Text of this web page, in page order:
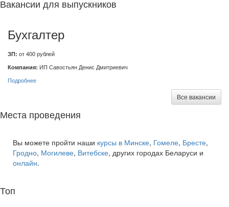
Вакансии для выпускников
Бухгалтер
ЗП: от 400 рублей
Компания: ИП Савостьян Денис Дмитриевич
Подробнее
Все вакансии
Места проведения
Вы можете пройти наши курсы в Минске, Гомеле, Бресте,
Гродно, Могилеве, Витебске, других городах Беларуси и
онлайн.
Топ